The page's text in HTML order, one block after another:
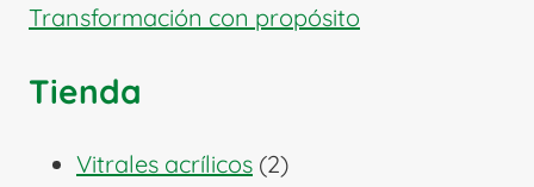
Transformación con propósito
Tienda
Vitrales acrílicos 22